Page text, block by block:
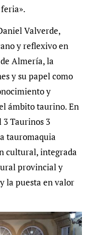
Valverde,
y reflexivo en
Almería, la
y su papel como
y
ámbito taurino. En
Taurinos 3
tauromaquia
cultural, integrada
provincial y
la puesta en valor